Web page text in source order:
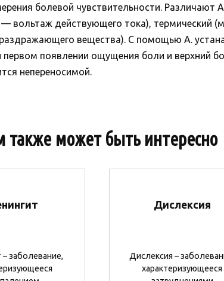
болевой чувствительности. Различают
вольтаж действующего тока), термический
вещества). С помощью А.
появлении ощущения боли и верхний
непереносимой.
также может быть интересно
заболевание,
Дислексия
Дислексия –
характеризующееся